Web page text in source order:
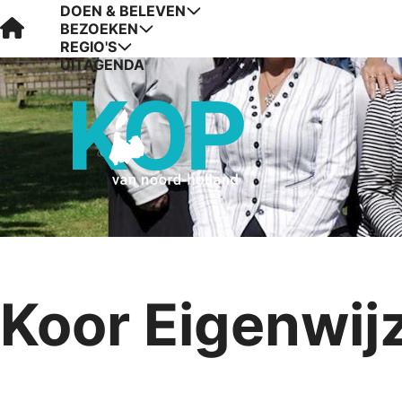
Visit Kop van Holland
DOEN & BELEVEN
BEZOEKEN
REGIO'S
UITAGENDA
Koor